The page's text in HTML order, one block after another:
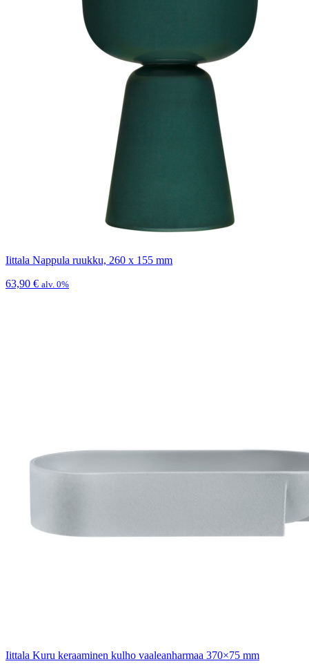
Iittala Nappula ruukku, 260 x 155 mm
63,90 € alv. 0%
Iittala Kuru keraaminen kulho vaaleanharmaa 370×75 mm